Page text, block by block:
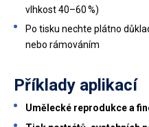
vlhkost 40–60 %)
Po tisku nechte plátno
nebo rámováním
Příklady aplikací
Umělecké reprodukce a